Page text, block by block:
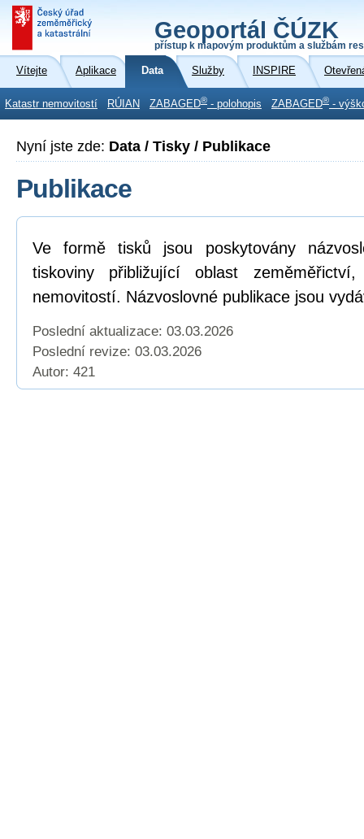
Geoportál ČÚZK
přístup k mapovým produktům a službám
Vítejte Aplikace Data Služby INSPIRE
Katastr nemovitostí RÚIAN ZABAGED® - polohopis ZABAGED® -
Nyní jste zde: Data / Tisky / Publikace
Publikace
Ve formě tisků jsou poskytovány
tiskoviny přibližující oblast
nemovitostí. Názvoslovné publikace jsou
Poslední aktualizace: 03.03.2026
Poslední revize: 03.03.2026
Autor: 421